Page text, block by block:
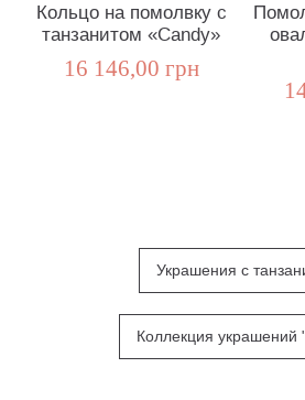
Кольцо на помолвку c
танзанитом «Candy»
16 146,00 грн
Украшения с
Коллекция украшений